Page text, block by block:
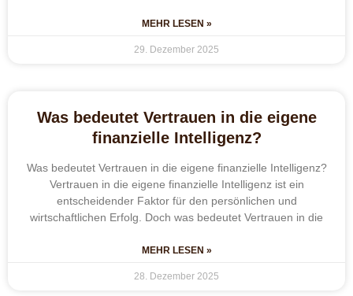
MEHR LESEN »
29. Dezember 2025
Was bedeutet Vertrauen in die eigene
finanzielle Intelligenz?
Was bedeutet Vertrauen in die eigene finanzielle Intelligenz?
Vertrauen in die eigene finanzielle Intelligenz ist ein
entscheidender Faktor für den persönlichen und
wirtschaftlichen Erfolg. Doch was bedeutet Vertrauen in die
MEHR LESEN »
28. Dezember 2025